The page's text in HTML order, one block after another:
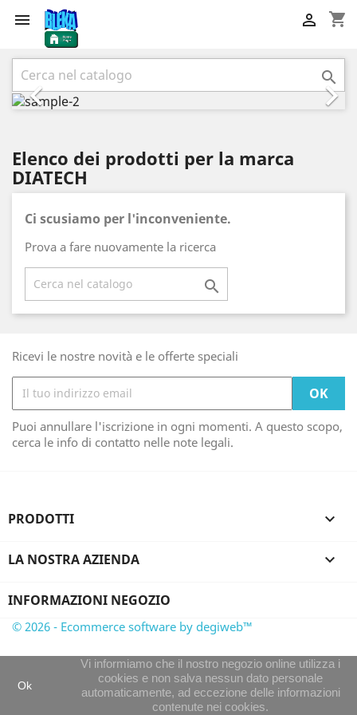
 shopping_cart



Precedente

Elenco dei prodotti per la marca
DIATECH
Ci scusiamo per l'inconveniente.
Prova a fare nuovamente la ricerca

Ricevi le nostre novità e le offerte speciali
Puoi annullare l'iscrizione in ogni momenti. A questo scopo,
cerca le info di contatto nelle note legali.
PRODOTTI 
LA NOSTRA AZIENDA 
INFORMAZIONI NEGOZIO
Ok
Vi informiamo che il nostro negozio online utilizza i
cookies e non salva nessun dato personale
automaticamente, ad eccezione delle informazioni
contenute nei cookies.
© 2026 - Ecommerce software by degiweb™